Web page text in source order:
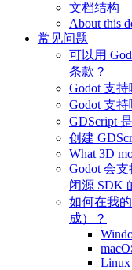
文档结构
About this
常见问题
可以用
条款？
Godot 支
Godot 支
GDScript
创建
What 3D
Godot 会
闭源 SDK
如何在我
成）？
Linux